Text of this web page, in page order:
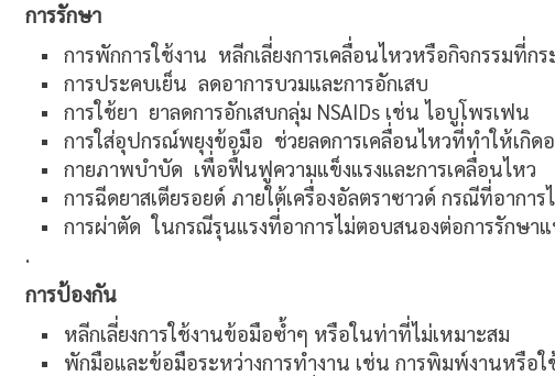
การรักษา
การพักการใช้งาน หลีกเลี่ยงการเคลื่อนไหวหรือกิจกรรมที่ก
การประคบเย็น ลดอาการบวมและการอักเสบ
การใช้ยา ยาลดการอักเสบกลุ่ม NSAIDs เช่น ไอบูโพรเฟน
การใส่อุปกรณ์พยุงข้อมือ ช่วยลดการเคลื่อนไหวที่ทำให้เกิด
กายภาพบำบัด เพื่อฟื้นฟูความแข็งแรงและการเคลื่อนไหว
การฉีดยาสเตียรอยด์ ภายใต้เครื่องอัลตราซาวด์ กรณีที่อากา
การผ่าตัด ในกรณีรุนแรงที่อาการไม่ตอบสนองต่อการรักษ
.
การป้องกัน
หลีกเลี่ยงการใช้งานข้อมือซ้ำๆ หรือในท่าที่ไม่เหมาะสม
พักมือและข้อมือระหว่างการทำงาน เช่น การพิมพ์งานหรือ